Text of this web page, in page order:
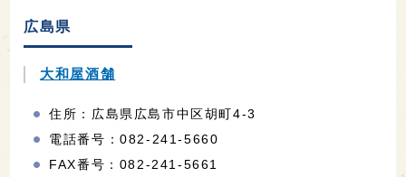
広島県
大和屋酒舗
住所：広島県広島市中区胡町4-3
電話番号：082-241-5660
FAX番号：082-241-5661